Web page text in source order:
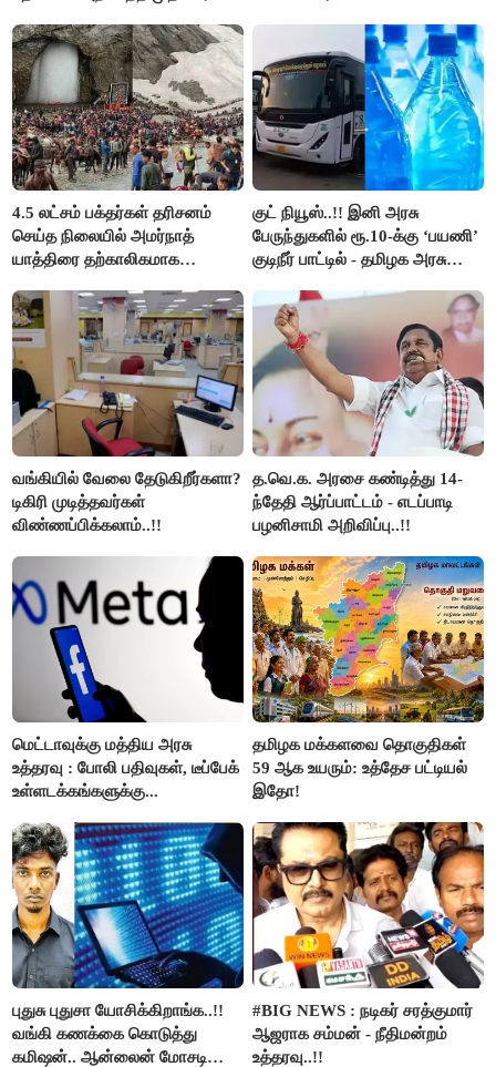
4.5 லட்சம் பக்தர்கள் தரிசனம்
செய்த நிலையில் அமர்நாத்
யாத்திரை தற்காலிகமாக
குட் நியூஸ்..!! இனி அரசு
பேருந்துகளில் ரூ.10-க்கு ‘பயணி’
குடிநீர் பாட்டில் - தமிழக அரசு
வங்கியில் வேலை தேடுகிறீர்களா?
டிகிரி முடித்தவர்கள்
விண்ணப்பிக்கலாம்..!!
த.வெ.க. அரசை கண்டித்து 14-
ந்தேதி ஆர்ப்பாட்டம் - எடப்பாடி
பழனிசாமி அறிவிப்பு..!!
மெட்டாவுக்கு மத்திய அரசு
உத்தரவு : போலி பதிவுகள், டீப்பேக்
உள்ளடக்கங்களுக்கு...
தமிழக மக்களவை தொகுதிகள்
59 ஆக உயரும்: உத்தேச பட்டியல்
இதோ!
புதுசு புதுசா யோசிக்கிறாங்க..!!
வங்கி கணக்கை கொடுத்து
கமிஷன்.. ஆன்லைன் மோசடி
#BIG NEWS : நடிகர் சரத்குமார்
ஆஜராக சம்மன் - நீதிமன்றம்
உத்தரவு..!!